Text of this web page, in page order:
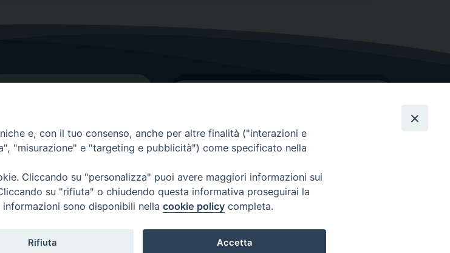
principali
9481| fax0438 948214
GENERALE
GRAZIE PER IL TUO AIUTO
Insieme per la Diocesi
e, con il tuo consenso, anche per altre finalità ("interazioni e
"misurazione" e "targeting e pubblicità") come specificato nella
Cliccando su "personalizza" puoi avere maggiori informazioni sui
su "rifiuta" o chiudendo questa informativa proseguirai la
sono disponibili nella cookie policy completa.
Rifiuta Accetta